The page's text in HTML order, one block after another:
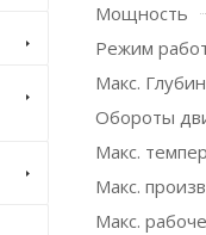
Мощность
Режим
Макс.
Обороты
Макс.
Макс.
Макс.